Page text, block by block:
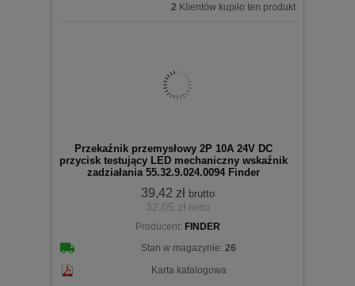
koszyka
2 Klientów kupiło ten produkt
Przekaźnik przemysłowy 2P 10A 24V DC
przycisk testujący LED mechaniczny wskaźnik
zadziałania 55.32.9.024.0094 Finder
39,42 zł brutto
32,05 zł netto
Producent: FINDER
Stan w magazynie: 26
Karta katalogowa